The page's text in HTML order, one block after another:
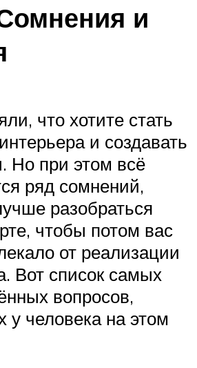
и
что хотите стать
и создавать
Но при этом всё
ряд сомнений,
разобраться
чтобы потом вас
от реализации
Вот список самых
вопросов,
у человека на этом